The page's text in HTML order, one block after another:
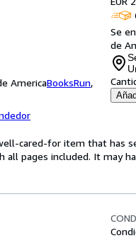
AmericaBooksRun,
Se
de
cared-for item that has
pages included. It may